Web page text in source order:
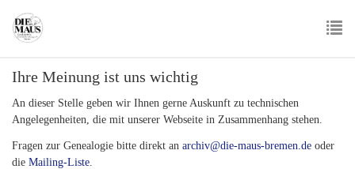
main
Ihre Meinung ist uns wichtig
An dieser Stelle geben wir Ihnen gerne Auskunft zu technischen
Angelegenheiten, die mit unserer Webseite in Zusammenhang stehen.
Fragen zur Genealogie bitte direkt an archiv@die-maus-bremen.de oder
die Mailing-Liste.